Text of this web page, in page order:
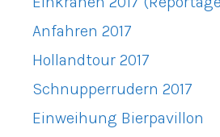
Anfahren 2017
Hollandtour 2017
Schnupperrudern 2017
Einweihung Bierpavillon